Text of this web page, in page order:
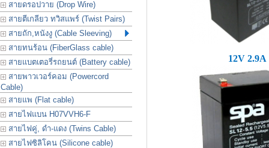
สายดรอปวาย (Drop Wire)
สายตีเกลียว ทวิสแพร์ (Twist Pairs)
สายถัก,หนังงู (Cable Sleeving)
สายทนร้อน (FiberGlass cable)
สายแบตเตอรี่รถยนต์ (Battery cable)
สายพาวเวอร์คอม (Powercord
Cable)
สายแพ (Flat cable)
สายไฟแบน H07VVH6-F
สายไฟคู่, ดำ-แดง (Twins Cable)
สายไฟซิลิโคน (Silicone cable)
12V 2.9A